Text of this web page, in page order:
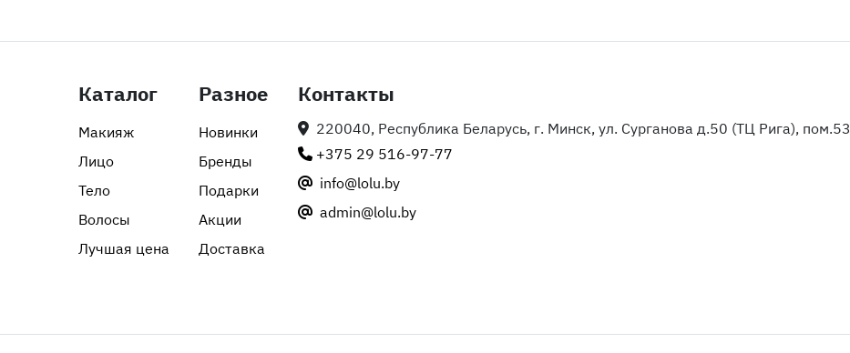
Каталог
Макияж
Лицо
Тело
Волосы
Лучшая цена
Разное
Новинки
Бренды
Подарки
Акции
Доставка
Контакты
220040, Республика Беларусь, г. Минск, ул. Сурганова д.50 (ТЦ Рига), пом.53
+375 29 516-97-77
info@lolu.by
admin@lolu.by